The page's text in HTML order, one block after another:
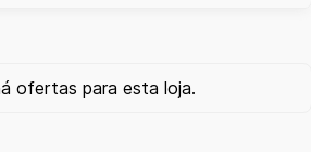
ofertas para esta loja.